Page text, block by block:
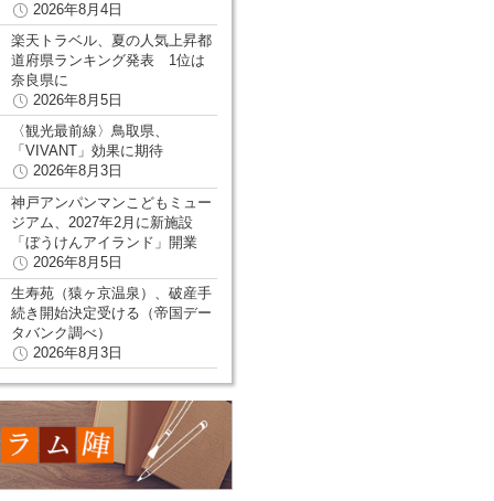
2026年8月4日
楽天トラベル、夏の人気上昇都
道府県ランキング発表 1位は
奈良県に
2026年8月5日
〈観光最前線〉鳥取県、
「VIVANT」効果に期待
2026年8月3日
神戸アンパンマンこどもミュー
ジアム、2027年2月に新施設
「ぼうけんアイランド」開業
2026年8月5日
生寿苑（猿ヶ京温泉）、破産手
続き開始決定受ける（帝国デー
タバンク調べ）
2026年8月3日